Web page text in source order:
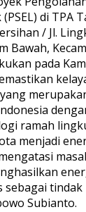
di TPA
/ Jl.
Bawah,
pada
ramah
menjadi
Subianto.